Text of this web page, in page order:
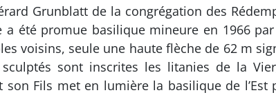
Grunblatt de la congrégation des
a été promue basilique mineure en 1966
voisins, seule une haute flèche de 62 m
sont inscrites les litanies de la
Fils met en lumière la basilique de l’Est